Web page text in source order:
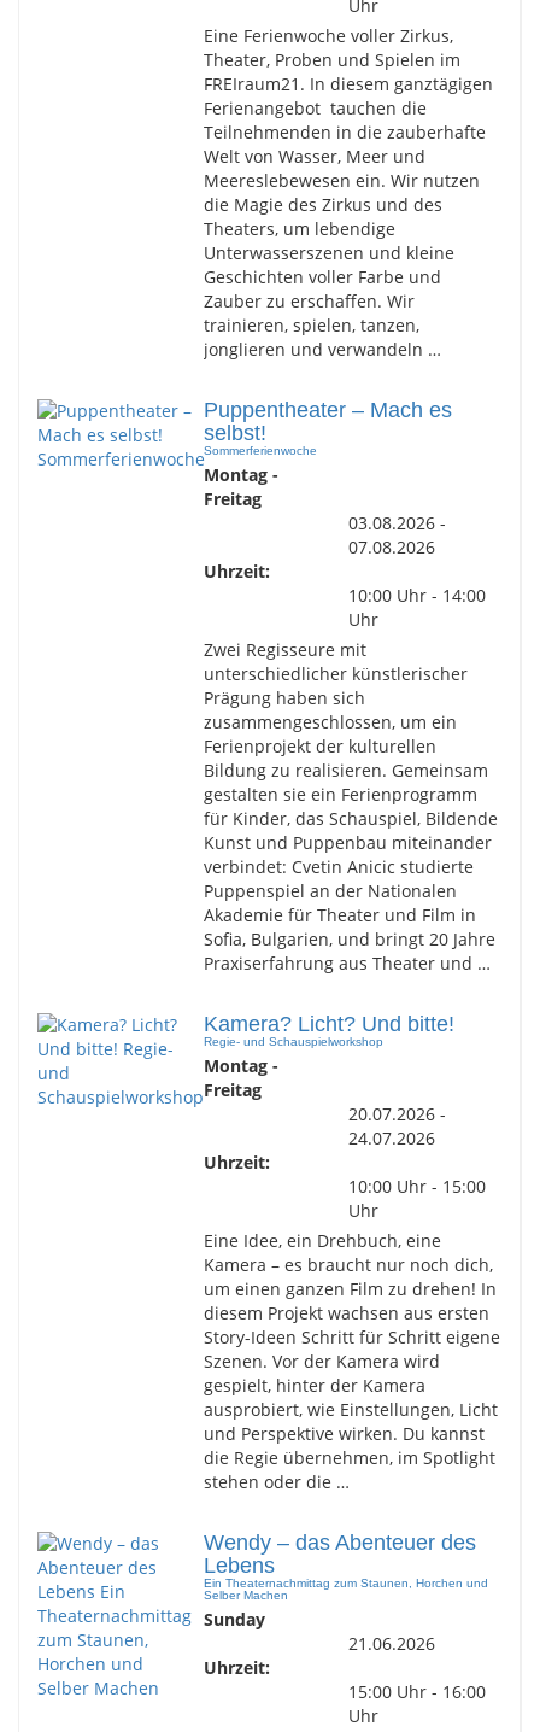
Uhr
Eine Ferienwoche voller Zirkus,
Theater, Proben und Spielen im
FREIraum21. In diesem ganztägigen
Ferienangebot tauchen die
Teilnehmenden in die zauberhafte
Welt von Wasser, Meer und
Meereslebewesen ein. Wir nutzen
die Magie des Zirkus und des
Theaters, um lebendige
Unterwasserszenen und kleine
Geschichten voller Farbe und
Zauber zu erschaffen. Wir
trainieren, spielen, tanzen,
jonglieren und verwandeln …
Puppentheater – Mach es
selbst!
Sommerferienwoche
Montag -
Freitag
03.08.2026 -
07.08.2026
Uhrzeit:
10:00 Uhr - 14:00
Uhr
Zwei Regisseure mit
unterschiedlicher künstlerischer
Prägung haben sich
zusammengeschlossen, um ein
Ferienprojekt der kulturellen
Bildung zu realisieren. Gemeinsam
gestalten sie ein Ferienprogramm
für Kinder, das Schauspiel, Bildende
Kunst und Puppenbau miteinander
verbindet: Cvetin Anicic studierte
Puppenspiel an der Nationalen
Akademie für Theater und Film in
Sofia, Bulgarien, und bringt 20 Jahre
Praxiserfahrung aus Theater und …
Kamera? Licht? Und bitte!
Regie- und Schauspielworkshop
Montag -
Freitag
20.07.2026 -
24.07.2026
Uhrzeit:
10:00 Uhr - 15:00
Uhr
Eine Idee, ein Drehbuch, eine
Kamera – es braucht nur noch dich,
um einen ganzen Film zu drehen! In
diesem Projekt wachsen aus ersten
Story-Ideen Schritt für Schritt eigene
Szenen. Vor der Kamera wird
gespielt, hinter der Kamera
ausprobiert, wie Einstellungen, Licht
und Perspektive wirken. Du kannst
die Regie übernehmen, im Spotlight
stehen oder die …
Wendy – das Abenteuer des
Lebens
Ein Theaternachmittag zum Staunen, Horchen und
Selber Machen
Sunday
21.06.2026
Uhrzeit:
15:00 Uhr - 16:00
Uhr